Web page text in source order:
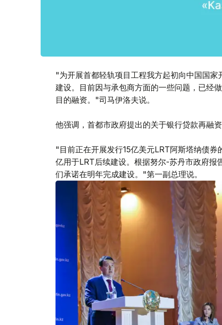
"为开展首都轻轨项目工程我方起初向中国国
建设。目前因与承包商方面的一些问题，已经
目的融资。"司马伊洛夫说。
他强调，首都市政府提出的关于银行贷款再融
"目前正在开展发行15亿美元LRT阿斯塔纳债
亿用于LRT后续建设。根据努尔-苏丹市政府
们承诺在明年完成建设。"第一副总理说。